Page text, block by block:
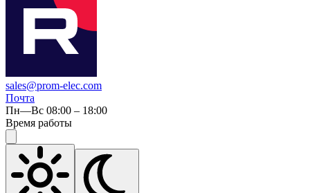
sales@prom-elec.com
Почта
Пн—Вс 08:00 – 18:00
Время работы